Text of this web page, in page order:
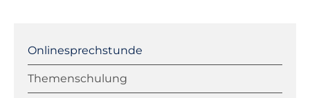
Notfallhotline
Fernwartung IQSH
überspringen
Onlinesprechstunde
Themenschulung